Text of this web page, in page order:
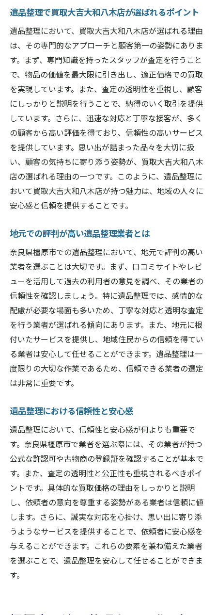
顧客の感情に寄り添うサービス
遺品整理を通じた新たな出発
遺品整理を成功させるための橿原市での選択肢
信頼できる業者の選定基準
遺品整理業者の比較ポイント
橿原市内の遺品整理事例紹介
ニーズに応じた柔軟なプラン選択
遺品整理で失敗しないための注意点
遺品整理後の満足度を高める方法
橿原市で遺品整理を効率的に行うための方法
効率的な遺品整理のステップ
時間とコストを抑える工夫
遺品整理中のストレス軽減策
スムーズな遺品整理を実現するコツ
効率を上げるための事前準備
遺品整理で買取大吉大和八木店が選ばれるポイント
遺品整理において、買取大吉大和八木店が選ばれる理由
は、その専門的なアプローチと顧客第一の姿勢にありま
す。まず、専門知識を持ったスタッフが査定を行うこと
で、物品の価値を最大限に引き出し、適正価格での買取
を実現しています。また、査定の透明性を重視し、顧客
にしっかりと説明を行うことで、納得のいく取引を提供
しています。さらに、迅速な対応と丁寧な接客が、多く
の顧客から高い評価を得ており、信頼性の高いサービス
を提供しています。思い出が詰まった品々を大切に扱
い、顧客の気持ちに寄り添う姿勢が、買取大吉大和八木
店の選ばれる理由の一つです。このように、遺品整理に
おいて買取大吉大和八木店が持つ魅力は、地域の人々に
安心感と信頼を提供することです。
地元での評判が高い遺品整理業者とは
奈良県橿原市での遺品整理において、地元で評判の高い
業者を選ぶことは大切です。まず、口コミサイトやレビ
ューを活用して過去の利用者の意見を調べ、その業者の
信頼性を確認しましょう。特に遺品整理では、感情的な
配慮が必要な場面も多いため、丁寧な対応と透明な査定
を行う業者が選ばれる傾向にあります。また、地元に根
付いたサービスを提供し、地域住民からの信頼を得てい
る業者は安心して任せることができます。遺品整理は一
度限りの大切な作業であるため、信頼できる業者の選定
は非常に重要です。
遺品整理における信頼性と安心感
遺品整理において、信頼性と安心感が何よりも重要で
す。奈良県橿原市で業者を選ぶ際には、その業者が持つ
公式な許認可や古物商の登録証を確認することが基本で
す。また、査定の透明性と公正性も重視されるべきポイ
ントです。具体的な買取価格の理由をしっかりと説明
し、依頼者の意向を尊重する姿勢がある業者は信頼に値
します。さらに、誠実な対応を心掛け、思い出に寄り添
うようなサービスを提供することで、依頼者に安心感を
与えることができます。これらの要素を兼ね備えた業者
を選ぶことで、遺品整理を安心して任せることができま
す。